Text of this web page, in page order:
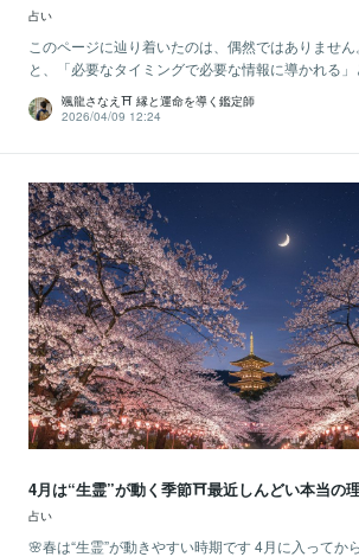
占い
このページに辿り着いたのは、偶然ではありませ
と、「必要なタイミングで必要な情報に導かれる」
颯龍さなえ⛩ 縁と運命を導く鑑定師
2026/04/09 12:24
4月は“生霊”が動く季節⛩最近しんどい本当の
占い
🌸春は“生霊”が動きやすい時期です 4月に入ってか